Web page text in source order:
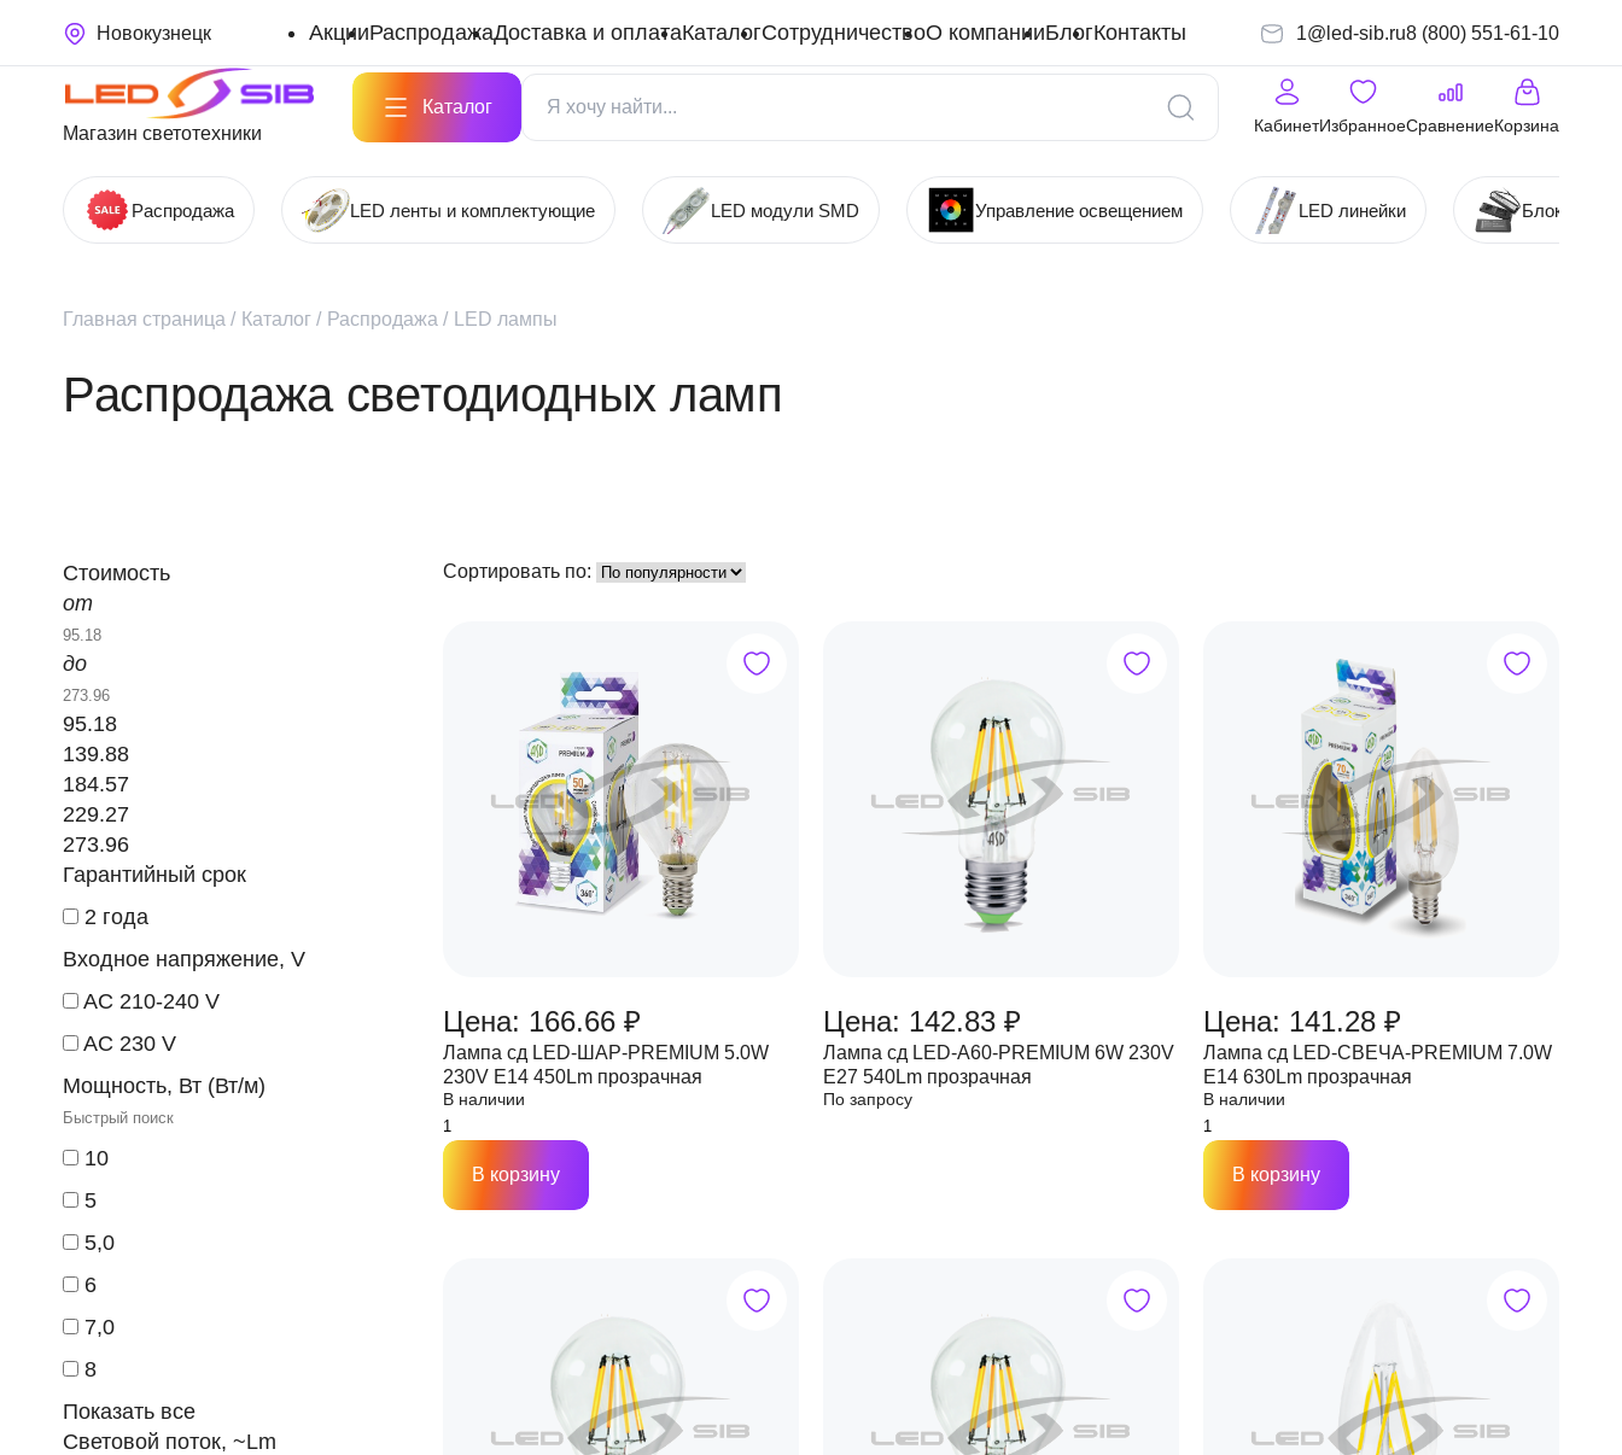
Новокузнецк АкцииРаспродажаДоставка и оплатаКаталогСотрудничествоО компанииБлогКонтакты 1@led-sib.ru8 (800) 551-61-10
Магазин светотехники
Каталог
КабинетИзбранноеСравнениеКорзина
Распродажа LED ленты и комплектующие LED модули SMD Управление освещением LED линейки Блоки
Главная страница / Каталог / Распродажа / LED лампы
Распродажа светодиодных ламп
Стоимость
от
до
95.18
139.88
184.57
229.27
273.96
Гарантийный срок
2 года
Входное напряжение, V
AC 210-240 V
AC 230 V
Мощность, Вт (Вт/м)
10
5
5,0
6
7,0
8
Показать все
Световой поток, ~Lm
Сортировать по:
Цена: 166.66 ₽
Лампа сд LED-ШАР-PREMIUM 5.0W
230V Е14 450Lm прозрачная
В наличии
В корзину
Цена: 142.83 ₽
Лампа сд LED-A60-PREMIUM 6W 230V
Е27 540Lm прозрачная
По запросу
Цена: 141.28 ₽
Лампа сд LED-СВЕЧА-PREMIUM 7.0W
Е14 630Lm прозрачная
В наличии
В корзину